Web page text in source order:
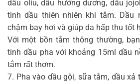
dầu oliu, dầu hướng dương, dầu
tinh dầu thiên nhiên khi tắm. Dầu
chậm bay hơi và giúp da hấp thu tốt
Với một bồn tắm thông thường,
tinh dầu pha với khoảng 15ml dầu
tắm rất thơm.
7. Pha vào dầu gội, sữa tắm, dầu